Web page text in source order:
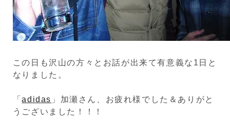
この日も沢山の方々とお話が出来て有意義な1日と
なりました。
「adidas 」加瀬さん、お疲れ様でした＆ありがと
うございました！！！